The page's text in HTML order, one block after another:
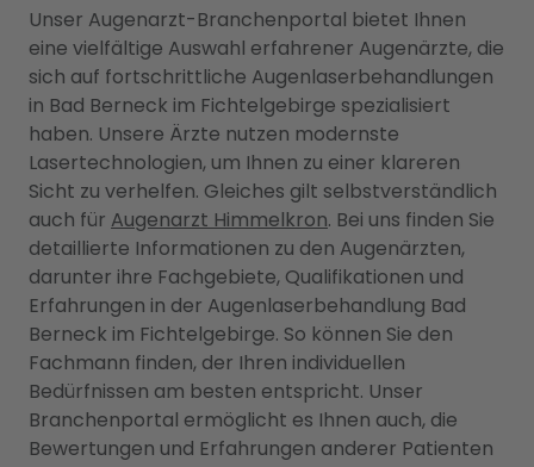
Unser Augenarzt-Branchenportal bietet Ihnen
eine vielfältige Auswahl erfahrener Augenärzte, die
sich auf fortschrittliche Augenlaserbehandlungen
in Bad Berneck im Fichtelgebirge spezialisiert
haben. Unsere Ärzte nutzen modernste
Lasertechnologien, um Ihnen zu einer klareren
Sicht zu verhelfen. Gleiches gilt selbstverständlich
auch für Augenarzt Himmelkron. Bei uns finden Sie
detaillierte Informationen zu den Augenärzten,
darunter ihre Fachgebiete, Qualifikationen und
Erfahrungen in der Augenlaserbehandlung Bad
Berneck im Fichtelgebirge. So können Sie den
Fachmann finden, der Ihren individuellen
Bedürfnissen am besten entspricht. Unser
Branchenportal ermöglicht es Ihnen auch, die
Bewertungen und Erfahrungen anderer Patienten